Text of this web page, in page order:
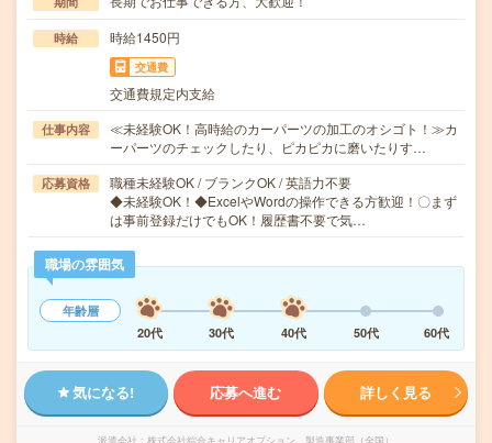
時給 時給1450円
交通費
交通費規定内支給
仕事内容
≪未経験OK！高時給のカーパーツの加工のオシゴト！≫カ
ーパーツのチェックしたり、ピカピカに磨いたりす…
応募資格
職種未経験OK / ブランクOK / 英語力不要
◆未経験OK！◆ExcelやWordの操作できる方歓迎！〇まず
は事前登録だけでもOK！履歴書不要で気…
職場の雰囲気
年齢層
20代
30代 40代 50代 60代
気になる! 応募へ進む 詳しく見る